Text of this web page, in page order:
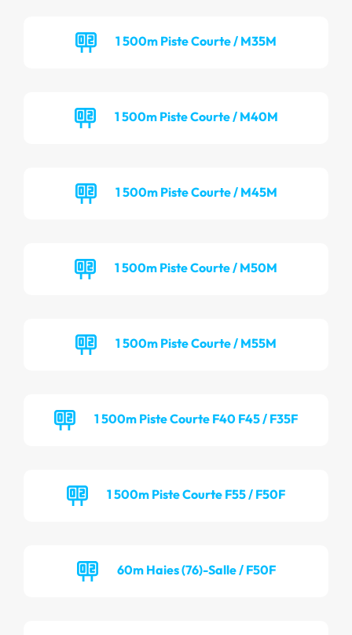
1 500m Piste Courte / M35M
1 500m Piste Courte / M40M
1 500m Piste Courte / M45M
1 500m Piste Courte / M50M
1 500m Piste Courte / M55M
1 500m Piste Courte F40 F45 / F35F
1 500m Piste Courte F55 / F50F
60m Haies (76)-Salle / F50F